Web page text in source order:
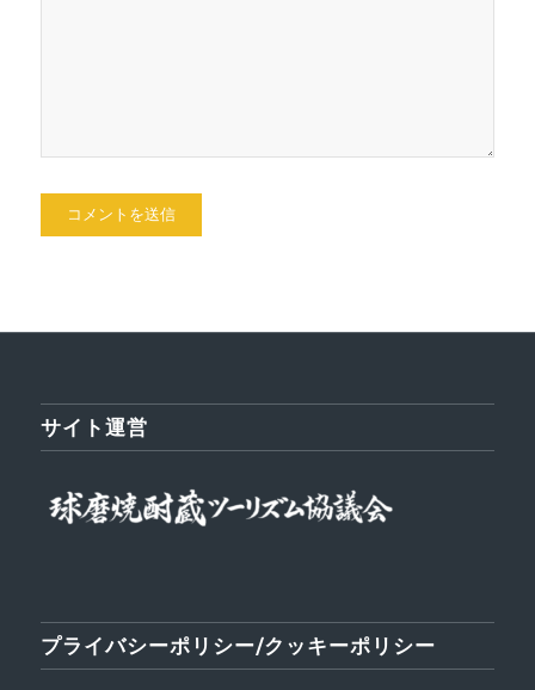
サイト運営
プライバシーポリシー/クッキーポリシー